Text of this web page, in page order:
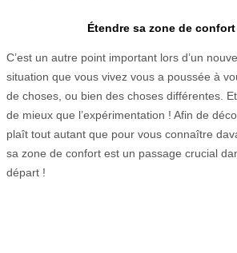
Étendre sa zone de confort
C’est un autre point important lors d’un
situation que vous vivez vous a poussée à
de choses, ou bien des choses différentes.
de mieux que l’expérimentation ! Afin de
plaît tout autant que pour vous connaître
sa zone de confort est un passage crucial
départ !